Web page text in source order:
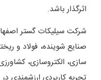
اثرگذار باشد.
شرکت سیلیکات گستر
صنایع شوینده، فولاد و
سازی، الکتروسازی،